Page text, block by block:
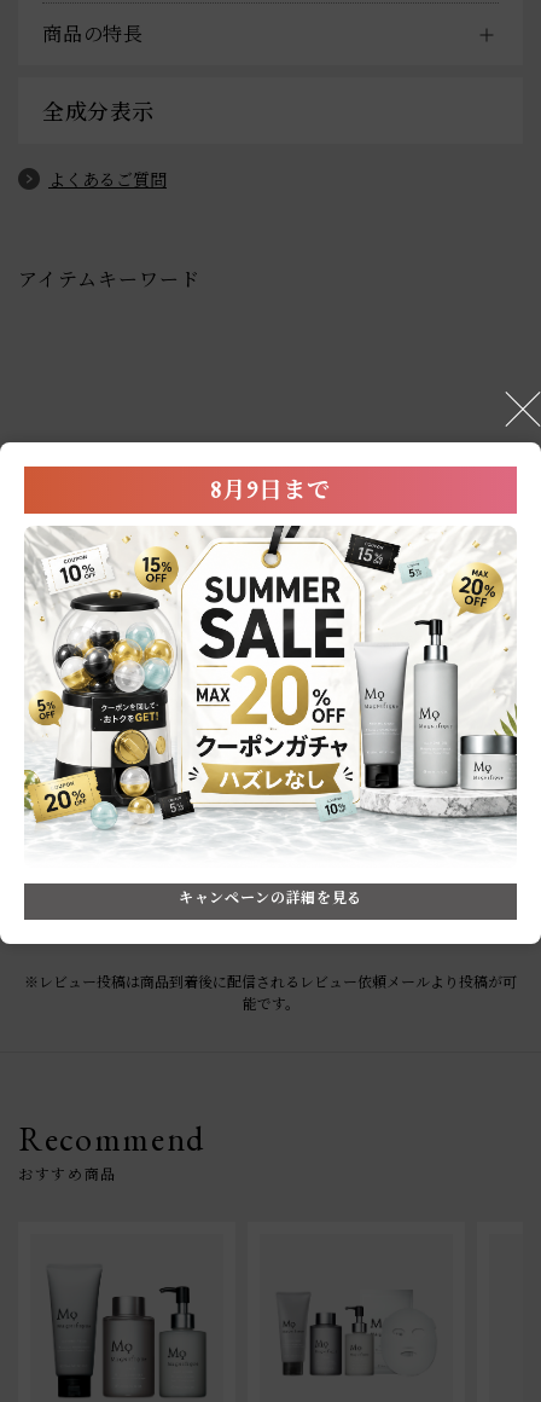
商品の特長
全成分表示
よくあるご質問
アイテムキーワード
User’s Review
お客様の声
0.0 レビュー件数：0件
★ 5
(0)
(0)
3
★2
(0)
1 (0)
レビューはありません。
※レビュー投稿は商品到着後に配信されるレビュー依頼メールより投稿が可
能です。
Recommend
8月9日まで
キャンペーンの詳細を見る